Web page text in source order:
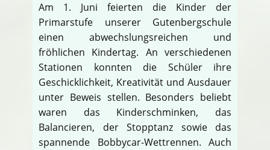
Am 1. Juni feierten die Kinder der
Primarstufe unserer Gutenbergschule
einen abwechslungsreichen und
fröhlichen Kindertag. An verschiedenen
Stationen konnten die Schüler ihre
Geschicklichkeit, Kreativität und Ausdauer
unter Beweis stellen. Besonders beliebt
waren das Kinderschminken, das
Balancieren, der Stopptanz sowie das
spannende Bobbycar-Wettrennen. Auch